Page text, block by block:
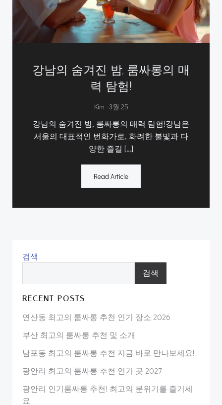
강남의 숨겨진 밤, 룸싸롱의 매
력 탐험!
Kim -3월 25
강남의 숨겨진 밤, 룸싸롱의 매력 탐험!강남은
서울의 대표적인 번화가로, 화려한 불빛과 다
양한 즐길 […]
Read Article
검색
검색
RECENT POSTS
연산동 최고의 룸싸롱 추천 인기 장소 2026
부산 최고의 룸싸롱 추천 및 소개
남포동 최고의 룸싸롱 추천 지금 바로 만나보세요!
광안리 최고의 룸싸롱 추천 인기 곳 2027
광안리 인기룸싸롱 추천! 최고의 분위기를 즐기세
요